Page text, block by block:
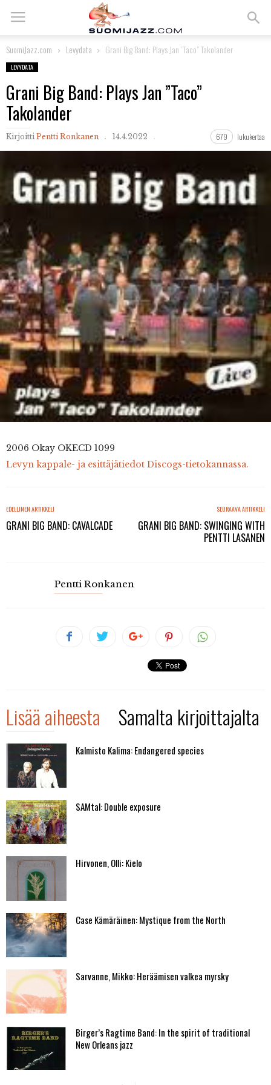
SuomiJazz.com Levydata Grani Big Band: Plays Jan ”Taco” Takolander
LEVYDATA
Grani Big Band: Plays Jan ”Taco”
Takolander
Kirjoitti Pentti Ronkanen 14.4.2022 679 lukukertaa
2006 Okay OKECD 1099
Levyn kappale- ja esittäjätiedot Discogs-tietokannassa.
EDELLINEN ARTIKKELI
GRANI BIG BAND: CAVALCADE
SEURAAVA ARTIKKELI
GRANI BIG BAND: SWINGING WITH
PENTTI LASANEN
Pentti Ronkanen
Lisää aiheesta Samalta kirjoittajalta
Kalmisto Kalima: Endangered species
SAMtal: Double exposure
Hirvonen, Olli: Kielo
Case Kämäräinen: Mystique from the North
Sarvanne, Mikko: Heräämisen valkea myrsky
Birger’s Ragtime Band: In the spirit of traditional
New Orleans jazz